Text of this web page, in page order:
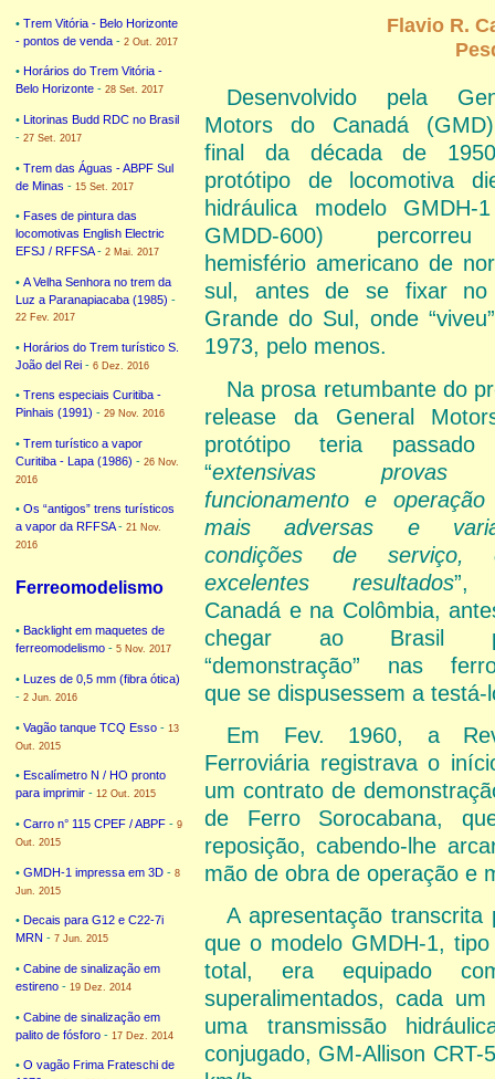
• Trem Vitória - Belo Horizonte
- pontos de venda - 2 Out. 2017
• Horários do Trem Vitória -
Belo Horizonte - 28 Set. 2017
• Litorinas Budd RDC no Brasil
- 27 Set. 2017
• Trem das Águas - ABPF Sul
de Minas - 15 Set. 2017
• Fases de pintura das
locomotivas English Electric
EFSJ / RFFSA- 2 Mai. 2017
• A Velha Senhora no trem da
Luz a Paranapiacaba (1985) -
22 Fev. 2017
• Horários do Trem turístico S.
João del Rei - 6 Dez. 2016
• Trens especiais Curitiba -
Pinhais (1991) - 29 Nov. 2016
• Trem turístico a vapor
Curitiba - Lapa (1986) - 26 Nov.
2016
• Os “antigos” trens turísticos
a vapor da RFFSA- 21 Nov.
2016
Ferreomodelismo
• Backlight em maquetes de
ferreomodelismo - 5 Nov. 2017
• Luzes de 0,5 mm (fibra ótica)
- 2 Jun. 2016
• Vagão tanque TCQ Esso - 13
Out. 2015
• Escalímetro N / HO pronto
para imprimir - 12 Out. 2015
• Carro n° 115 CPEF / ABPF - 9
Out. 2015
• GMDH-1 impressa em 3D - 8
Jun. 2015
• Decais para G12 e C22-7i
MRN - 7 Jun. 2015
• Cabine de sinalização em
estireno - 19 Dez. 2014
• Cabine de sinalização em
palito de fósforo - 17 Dez. 2014
• O vagão Frima Frateschi de
Flavio R.
Desenvolvido pela
Motors do Canadá
final da década de
protótipo de locomotiva
hidráulica modelo GMDH-
GMDD-600)
hemisfério americano de
sul, antes de se fixar no
Grande do Sul, onde
1973, pelo menos.
Na prosa retumbante do
release da General
protótipo teria passado
“extensivas provas
funcionamento e
mais adversas e
condições de serviço,
excelentes resultados”,
Canadá e na Colômbia,
chegar ao Brasil
“demonstração” nas
que se dispusessem a testá-
Em Fev. 1960, a
Ferroviária registrava o
um contrato de
de Ferro Sorocabana,
reposição, cabendo-lhe
mão de obra de operação e
A apresentação
que o modelo GMDH-1,
total, era equipado
superalimentados, cada
uma transmissão
conjugado, GM-Allison